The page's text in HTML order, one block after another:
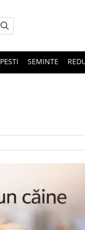
PESTI SEMINTE